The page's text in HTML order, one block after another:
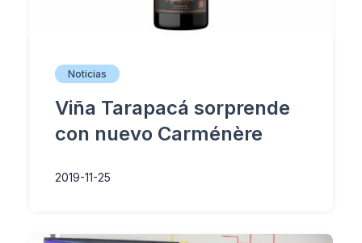
Noticias
Viña Tarapacá sorprende
con nuevo Carménère
2019-11-25